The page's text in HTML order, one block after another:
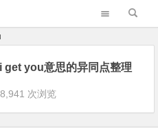
get you意思的异同点整理
8,941 次浏览